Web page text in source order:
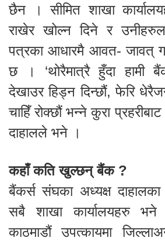
छैन । सीमित शाखा
राखेर खोल्न दिने र
पत्रका आधारमै आवत- जावत्
छ । ‘थोरैमात्रै हुँदा हामी
देखाउर हिड्न दिन्छौं, फेरि
चाहिँ रोक्छौं भन्ने कुरा
दाहालले भने ।
कहाँ कति खुल्छन् बैंक ?
बैंकर्स संघका अध्यक्ष
सबै शाखा कार्यालयहरु
काठमाडौं उपत्कायमा